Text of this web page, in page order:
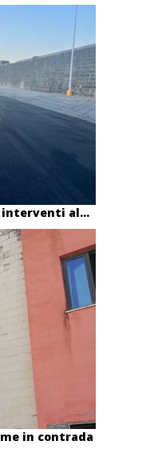
interventi al...
in contrada